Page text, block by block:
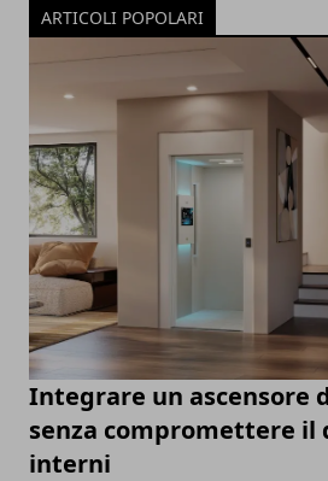
ARTICOLI POPOLARI
Integrare un ascensore
senza compromettere il
interni